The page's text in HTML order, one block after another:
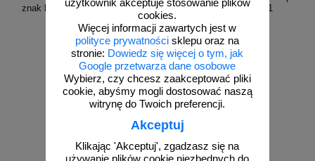
użytkownik akceptuje stosowanie plików
cookies.
Więcej informacji zawartych jest w
polityce prywatności sklepu oraz na
stronie: Dowiedz się więcej o tym, jak
Google przetwarza dane osobowe
Wybierz, czy chcesz zaakceptować pliki
cookie, abyśmy mogli dostosować naszą
witrynę do Twoich preferencji.
Akceptuj
Klikając 'Akceptuj', zgadzasz się na
znak bhp zakazujący - GAP040
od 2,58 zł
2,10 zł netto
zakazujący - GAP041
od 2,58 zł
2,10 zł netto